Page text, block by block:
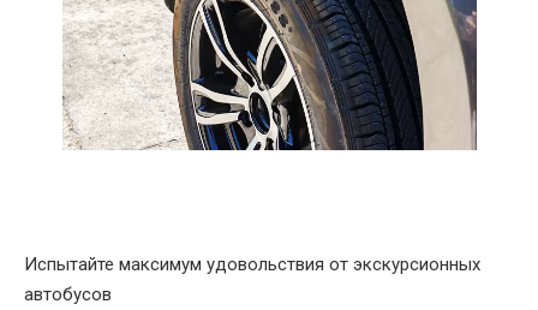
Испытайте максимум удовольствия от экскурсионных
автобусов